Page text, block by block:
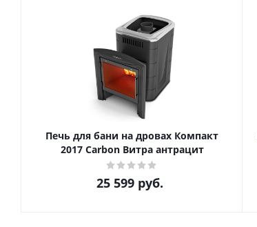
Печь для бани на дровах Компакт
2017 Carbon Витра антрацит
25 599руб.